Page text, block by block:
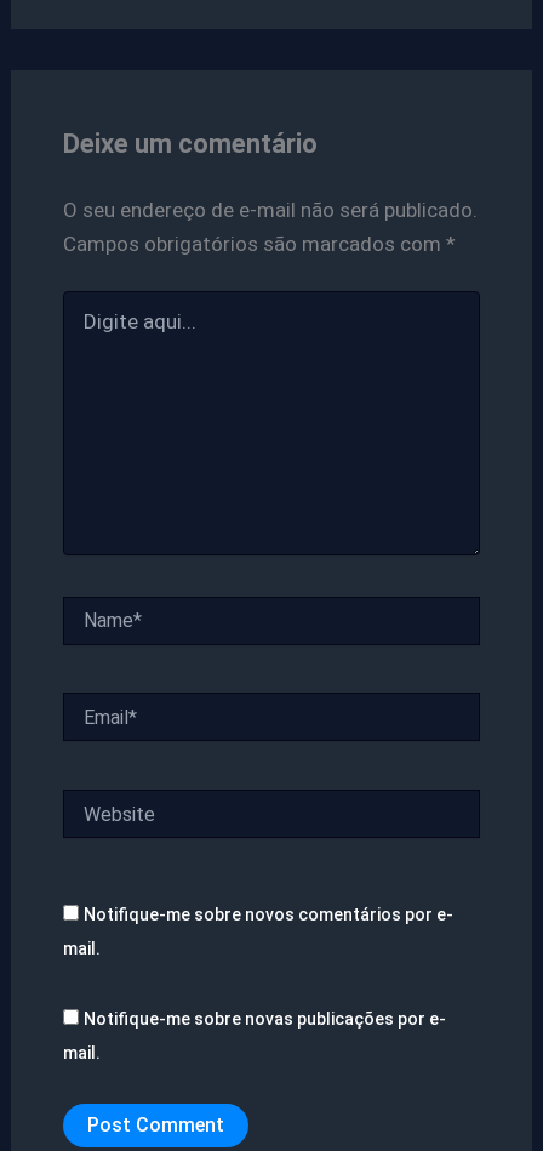
Deixe um comentário
O seu endereço de e-mail não será publicado.
Campos obrigatórios são marcados com *
aqui...
Notifique-me sobre novos comentários por e-
mail.
Notifique-me sobre novas publicações por e-
mail.